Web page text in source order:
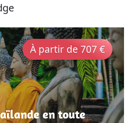
À partir de 707 €
en toute